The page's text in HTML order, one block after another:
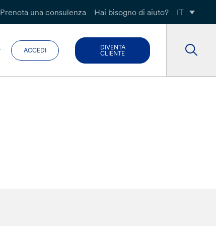
Prenota una consulenza Hai bisogno di aiuto? IT
ACCEDI
DIVENTA
CLIENTE